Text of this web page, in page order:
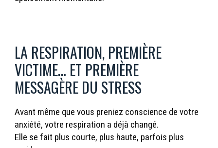
LA RESPIRATION, PREMIÈRE
VICTIME… ET PREMIÈRE
MESSAGÈRE DU STRESS
Avant même que vous preniez conscience de votre
anxiété, votre respiration a déjà changé.
Elle se fait plus courte, plus haute, parfois plus